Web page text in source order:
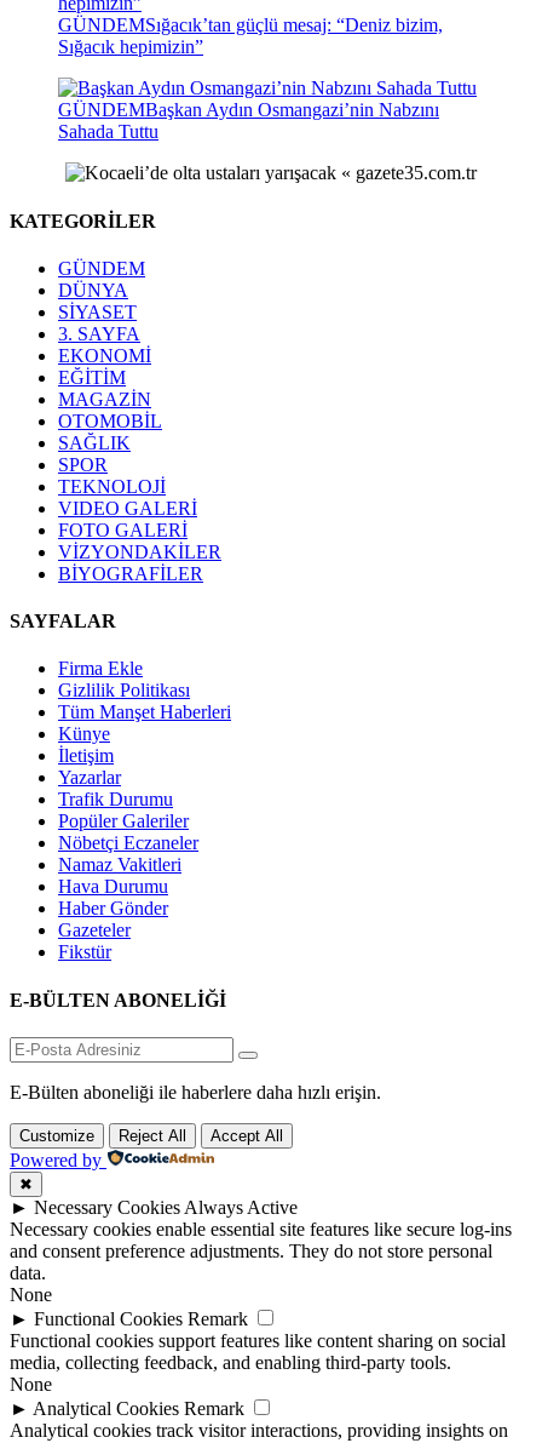
GÜNDEMSığacık’tan güçlü mesaj: “Deniz bizim,
Sığacık hepimizin”
GÜNDEMBaşkan Aydın Osmangazi’nin Nabzını
Sahada Tuttu
KATEGORİLER
GÜNDEM
DÜNYA
SİYASET
3. SAYFA
EKONOMİ
EĞİTİM
MAGAZİN
OTOMOBİL
SAĞLIK
SPOR
TEKNOLOJİ
VIDEO GALERİ
FOTO GALERİ
VİZYONDAKİLER
BİYOGRAFİLER
SAYFALAR
Firma Ekle
Gizlilik Politikası
Tüm Manşet Haberleri
Künye
İletişim
Yazarlar
Trafik Durumu
Popüler Galeriler
Nöbetçi Eczaneler
Namaz Vakitleri
Hava Durumu
Haber Gönder
Gazeteler
Fikstür
E-BÜLTEN ABONELİĞİ
E-Bülten aboneliği ile haberlere daha hızlı erişin.
Customize Reject All Accept All
Powered by
✖
► Necessary Cookies Always Active
Necessary cookies enable essential site features like secure log-ins
and consent preference adjustments. They do not store personal
data.
None
► Functional Cookies Remark
Functional cookies support features like content sharing on social
media, collecting feedback, and enabling third-party tools.
None
► Analytical Cookies Remark
Analytical cookies track visitor interactions, providing insights on